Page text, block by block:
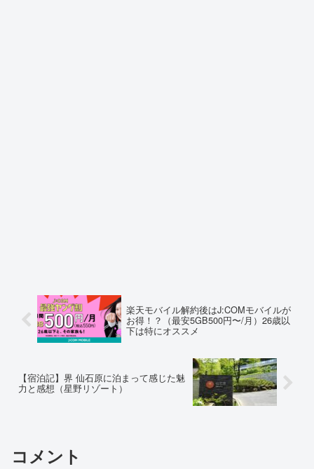
楽天モバイル解約後はJ:COMモバイルが
お得！？（最安5GB500円〜/月）26歳以
下は特にオススメ
【宿泊記】界 仙石原に泊まって感じた魅
力と感想（星野リゾート）
コメント